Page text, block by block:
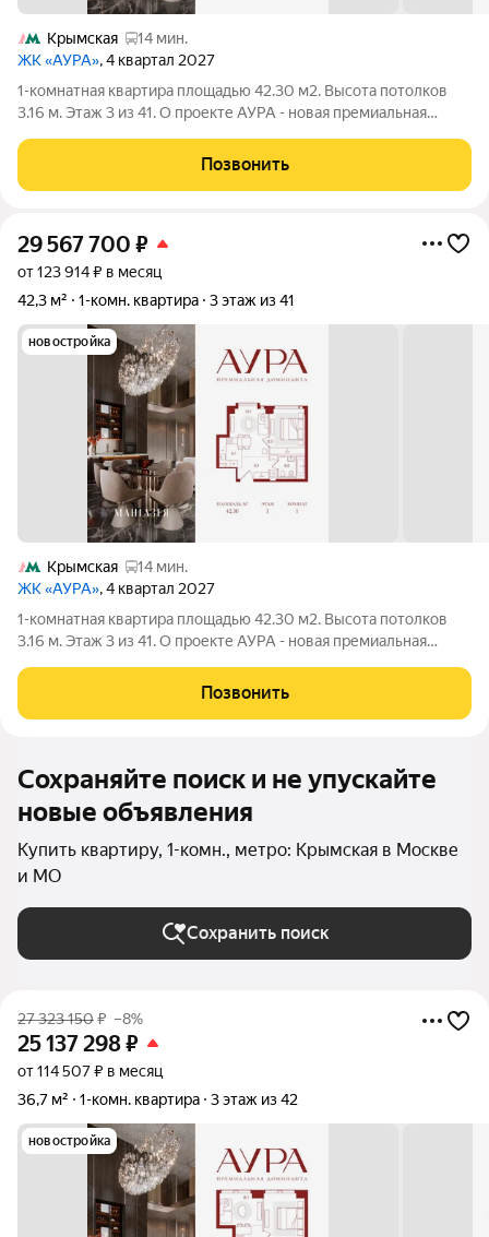
Крымская
14 мин.
ЖК «АУРА», 4 квартал 2027
1-комнатная квартира площадью 42.30 м2. Высота потолков
3.16 м. Этаж 3 из 41. О проекте АУРА - новая премиальная
состоит из 42-этажной Бронзовой башни и 41-этажной
Серебряной. Рядом расположены
Позвонить
29 567 700 ₽
от 123 914 ₽ в месяц
42,3 м²
1-комн. квартира 3 этаж из 41
новостройка
Крымская
14 мин.
ЖК «АУРА», 4 квартал 2027
1-комнатная квартира площадью 42.30 м2. Высота потолков
3.16 м. Этаж 3 из 41. О проекте АУРА - новая премиальная
состоит из 42-этажной Бронзовой башни и 41-этажной
Серебряной. Рядом расположены
Позвонить
Сохраняйте поиск и не упускайте
новые объявления
Купить квартиру, 1-комн., метро: Крымская в Москве
и МО
Сохранить поиск
27 323 150₽ –8%
25 137 298₽
от 114 507 ₽ в месяц
36,7 м²
1-комн. квартира 3 этаж из 42
новостройка